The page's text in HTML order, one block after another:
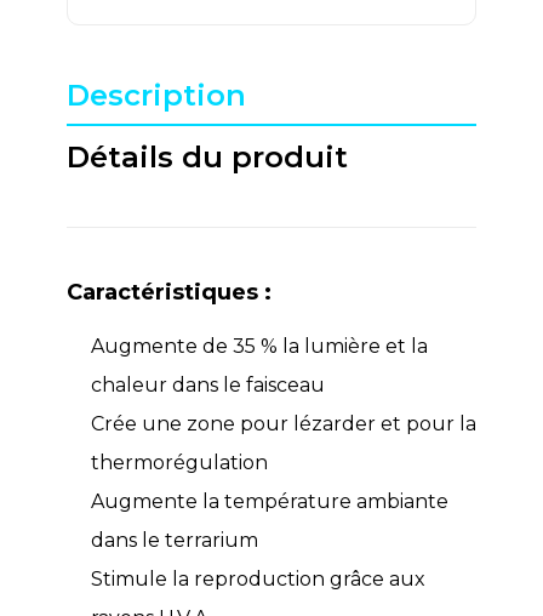
Description
Détails du produit
Caractéristiques :
Augmente de 35 % la lumière et la
chaleur dans le faisceau
Crée une zone pour lézarder et pour la
thermorégulation
Augmente la température ambiante
dans le terrarium
Stimule la reproduction grâce aux